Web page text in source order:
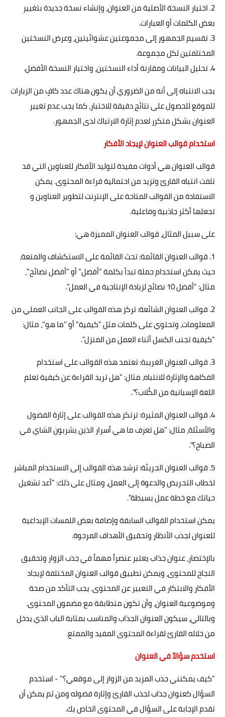
2. اختيار النسخة الأصلية من العنوان، وإنشاء نسخة جديدة بتغيير
بعض الكلمات أو العبارات.
3. تقسيم الجمهور إلى مجموعتين عشوائيتين، وعرض النسختين
المختلفتين لكل مجموعة.
4. تحليل البيانات ومقارنة أداء النسختين، واختيار النسخة الأفضل.
يجب الانتباه إلى أنه من الضروري أن يكون هناك عدد كافٍ من الزيارات
للموقع للحصول على نتائج دقيقة للاختبار، كما يجب عدم تغيير
العنوان بشكل متكرر لعدم إثارة الارتباك لدى الجمهور.
استخدام قوالب العنوان لإيجاد الأفكار
قوالب العنوان هي أدوات مفيدة لتوليد الأفكار للعناوين التي قد
تلفت انتباه القارئ وتزيد من احتمالية قراءة المحتوى. يمكن
الاستفادة من القوالب المتاحة على الإنترنت لتطوير العناوين و
تجعلها أكثر جاذبية وفاعلية.
على سبيل المثال، قوالب العنوان المميزة هي:
1. قوالب العنوان القائمة: تحث القائمة على الاستكشاف والمتعة،
حيث يمكن استخدام جملة تبدأ بكلمة "أفضل" أو "أفضل نصائح"،
مثال: "أفضل 10 نصائح لزيادة الإنتاجية في العمل".
2. قوالب العنوان الشائعة: تركز هذه القوالب على الجانب العملي من
المعلومات، وتحتوي على كلمات مثل "كيفية" أو "ما هو"، مثال:
"كيفية تجنب الكسل أثناء العمل من المنزل".
3. قوالب العنوان الغريبة: تعتمد هذه القوالب على استخدام
الفكاهة والإثارة للانتباه، مثال: "هل تريد القراءة عن كيفية تعلم
اللغة الإسبانية من الكُلاب؟".
4. قوالب العنوان المثيرة: ترتكز هذه القوالب على إثارة الفضول
والأسئلة، مثال: "هل تعرف ما هي أسرار الذين يشربون الشاي في
الصباح؟".
5. قوالب العنوان الجريئة: ترشد هذه القوالب إلى الاستخدام المباشر
لخطاب التحريض والدعوة إلى العمل، ومثال على ذلك: "أعد تشغيل
حياتك مع خطة عمل بسيطة".
يمكن استخدام القوالب السابقة وإضافة بعض اللمسات الإبداعية
للعنوان لجذب الأنظار وتحقيق الأهداف المرجوة.
بالإختصار، عنوان جذاب يعتبر عنصراً مهماً في جذب الزوار وتحقيق
النجاح للمحتوى، ويمكن تطبيق قوالب العنوان المختلفة لإيجاد
الأفكار والابتكار في التعبير عن المحتوى. يجب التأكد من صحة
وموضوعية العنوان، وأن تكون متطابقة مع مضمون المحتوى.
وبالتالي، سيكون العنوان الجذاب والمناسب بمثابة الباب الذي يدخل
من خلاله القارئ لقراءة المحتوى المفيد والممتع.
استخدم سؤالاً في العنوان
"كيف يمكنني جذب المزيد من الزوار إلى موقعي؟" - استخدم
السؤال كعنوان جذاب لجذب القارئ وإثارة فضوله ومن ثم يمكن أن
تقدم الإجابة على السؤال في المحتوى الخاص بك.